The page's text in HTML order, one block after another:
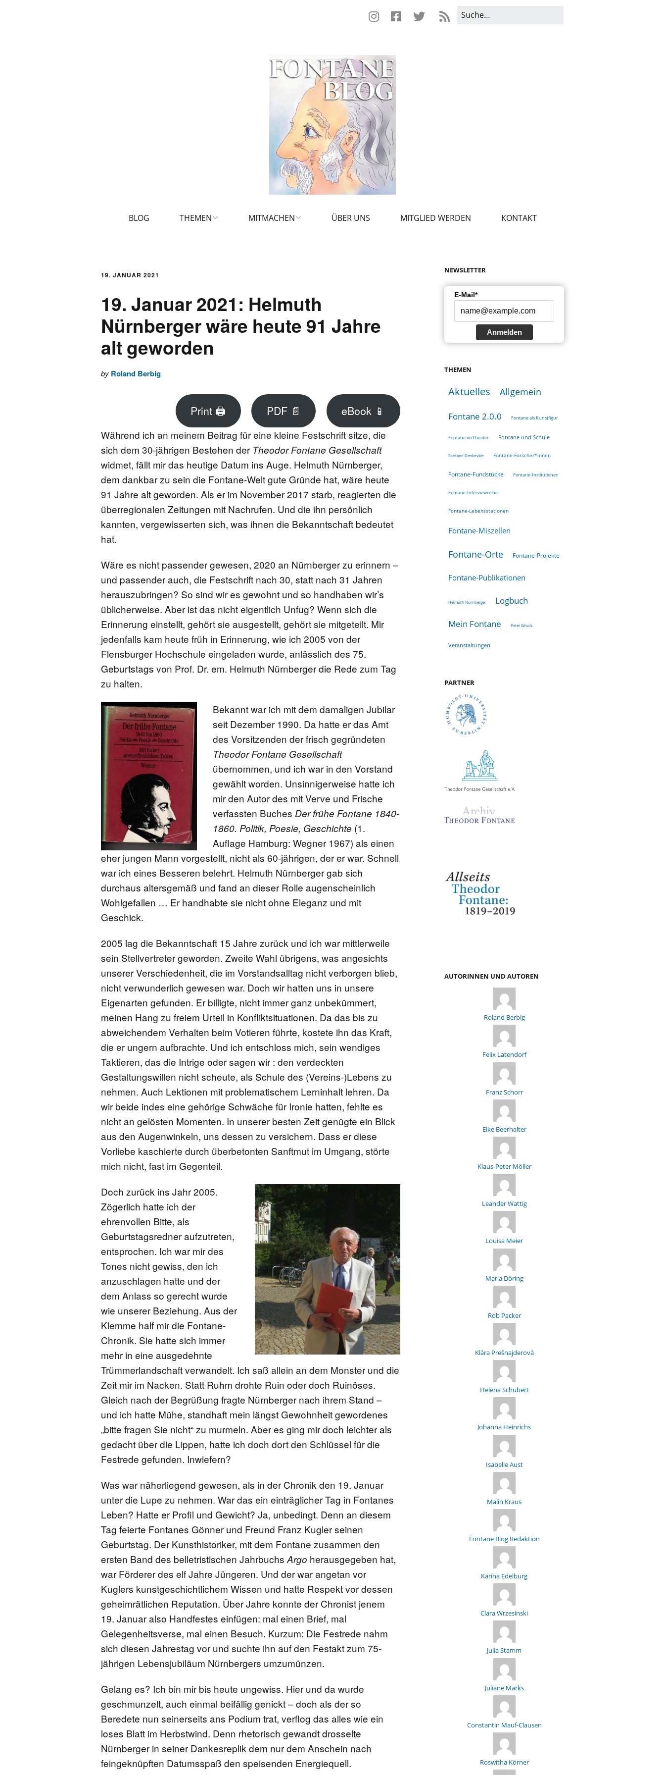
BLOG THEMEN
FONTANE 2.0.0
FONTANE ALS KUNSTFIGUR
FORSCHER*INNEN
FONTANE-INSTITUTIONEN
LEBENSSTATIONEN
FONTANE-ORTE
FONTANE-PROJEKTE
MITMACHEN ÜBER UNS MITGLIED WERDEN KONTAKT
19. JANUAR 2021
19. Januar 2021: Helmuth
Nürnberger wäre heute 91 Jahre
alt geworden
by Roland Berbig
Print 🖨 PDF 📄 eBook 📱
Während ich an meinem Beitrag für eine kleine Festschrift sitze, die
sich dem 30-jährigen Bestehen der Theodor Fontane Gesellschaft
widmet, fällt mir das heutige Datum ins Auge. Helmuth Nürnberger,
dem dankbar zu sein die Fontane-Welt gute Gründe hat, wäre heute
91 Jahre alt geworden. Als er im November 2017 starb, reagierten die
überregionalen Zeitungen mit Nachrufen. Und die ihn persönlich
kannten, vergewisserten sich, was ihnen die Bekanntschaft bedeutet
hat.
Wäre es nicht passender gewesen, 2020 an Nürnberger zu erinnern –
und passender auch, die Festschrift nach 30, statt nach 31 Jahren
herauszubringen? So sind wir es gewohnt und so handhaben wir’s
üblicherweise. Aber ist das nicht eigentlich Unfug? Wenn sich die
Erinnerung einstellt, gehört sie ausgestellt, gehört sie mitgeteilt. Mir
jedenfalls kam heute früh in Erinnerung, wie ich 2005 von der
Flensburger Hochschule eingeladen wurde, anlässlich des 75.
Geburtstags von Prof. Dr. em. Helmuth Nürnberger die Rede zum Tag
zu halten.
Bekannt war ich mit dem damaligen Jubilar
seit Dezember 1990. Da hatte er das Amt
des Vorsitzenden der frisch gegründeten
Theodor Fontane Gesellschaft
übernommen, und ich war in den Vorstand
gewählt worden. Unsinnigerweise hatte ich
mir den Autor des mit Verve und Frische
verfassten Buches Der frühe Fontane 1840-
1860. Politik, Poesie, Geschichte (1.
Auflage Hamburg: Wegner 1967) als einen
eher jungen Mann vorgestellt, nicht als 60-jährigen, der er war. Schnell
war ich eines Besseren belehrt. Helmuth Nürnberger gab sich
durchaus altersgemäß und fand an dieser Rolle augenscheinlich
Wohlgefallen … Er handhabte sie nicht ohne Eleganz und mit
Geschick.
2005 lag die Bekanntschaft 15 Jahre zurück und ich war mittlerweile
sein Stellvertreter geworden. Zweite Wahl übrigens, was angesichts
unserer Verschiedenheit, die im Vorstandsalltag nicht verborgen blieb,
nicht verwunderlich gewesen war. Doch wir hatten uns in unsere
Eigenarten gefunden. Er billigte, nicht immer ganz unbekümmert,
meinen Hang zu freiem Urteil in Konfliktsituationen. Da das bis zu
abweichendem Verhalten beim Votieren führte, kostete ihn das Kraft,
die er ungern aufbrachte. Und ich entschloss mich, sein wendiges
Taktieren, das die Intrige oder sagen wir : den verdeckten
Gestaltungswillen nicht scheute, als Schule des (Vereins-)Lebens zu
nehmen. Auch Lektionen mit problematischem Lerninhalt lehren. Da
wir beide indes eine gehörige Schwäche für Ironie hatten, fehlte es
nicht an gelösten Momenten. In unserer besten Zeit genügte ein Blick
aus den Augenwinkeln, uns dessen zu versichern. Dass er diese
Vorliebe kaschierte durch überbetonten Sanftmut im Umgang, störte
mich nicht, fast im Gegenteil.
Doch zurück ins Jahr 2005.
Zögerlich hatte ich der
ehrenvollen Bitte, als
Geburtstagsredner aufzutreten,
entsprochen. Ich war mir des
Tones nicht gewiss, den ich
anzuschlagen hatte und der
dem Anlass so gerecht wurde
wie unserer Beziehung. Aus der
Klemme half mir die Fontane-
Chronik. Sie hatte sich immer
mehr in eine ausgedehnte
Trümmerlandschaft verwandelt. Ich saß allein an dem Monster und die
Zeit mir im Nacken. Statt Ruhm drohte Ruin oder doch Ruinöses.
Gleich nach der Begrüßung fragte Nürnberger nach ihrem Stand –
und ich hatte Mühe, standhaft mein längst Gewohnheit gewordenes
„bitte fragen Sie nicht“ zu murmeln. Aber es ging mir doch leichter als
gedacht über die Lippen, hatte ich doch dort den Schlüssel für die
Festrede gefunden. Inwiefern?
Was war näherliegend gewesen, als in der Chronik den 19. Januar
unter die Lupe zu nehmen. War das ein einträglicher Tag in Fontanes
Leben? Hatte er Profil und Gewicht? Ja, unbedingt. Denn an diesem
Tag feierte Fontanes Gönner und Freund Franz Kugler seinen
Geburtstag. Der Kunsthistoriker, mit dem Fontane zusammen den
ersten Band des belletristischen Jahrbuchs Argo herausgegeben hat,
war Förderer des elf Jahre Jüngeren. Und der war angetan vor
Kuglers kunstgeschichtlichem Wissen und hatte Respekt vor dessen
geheimrätlichen Reputation. Über Jahre konnte der Chronist jenem
19. Januar also Handfestes einfügen: mal einen Brief, mal
Gelegenheitsverse, mal einen Besuch. Kurzum: Die Festrede nahm
sich diesen Jahrestag vor und suchte ihn auf den Festakt zum 75-
jährigen Lebensjubiläum Nürnbergers umzumünzen.
Gelang es? Ich bin mir bis heute ungewiss. Hier und da wurde
geschmunzelt, auch einmal beifällig genickt – doch als der so
Beredete nun seinerseits ans Podium trat, verflog das alles wie ein
loses Blatt im Herbstwind. Denn rhetorisch gewandt drosselte
Nürnberger in seiner Dankesreplik dem nur dem Anschein nach
feingeknüpften Datumsspaß den speisenden Energiequell.
NEWSLETTER
E-Mail*
Anmelden
THEMEN
Aktuelles Allgemein
Fontane 2.0.0 Fontane als Kunstfigur
Fontane im Theater Fontane und Schule
Fontane-Denkmäler Fontane-Forscher*innen
Fontane-Fundstücke Fontane-Institutionen
Fontane-Interviewreihe
Fontane-Lebensstationen
Fontane-Miszellen
Fontane-Orte Fontane-Projekte
Fontane-Publikationen
Helmuth Nürnberger Logbuch
Mein Fontane Peter Wruck
Veranstaltungen
PARTNER
AUTORINNEN UND AUTOREN
Roland Berbig
Felix Latendorf
Franz Schorr
Elke Beerhalter
Klaus-Peter Möller
Leander Wattig
Louisa Meier
Maria Döring
Rob Packer
Klára Prešnajderová
Helena Schubert
Johanna Heinrichs
Isabelle Aust
Malin Kraus
Fontane Blog Redaktion
Karina Edelburg
Clara Wrzesinski
Julia Stamm
Juliane Marks
Constantin Mauf-Clausen
Roswitha Körner